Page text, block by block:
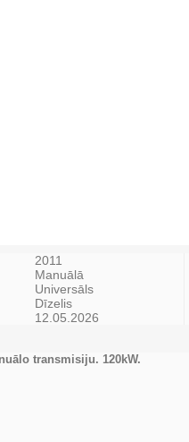
2011
Manuālā
Universāls
Dīzelis
12.05.2026
transmisiju. 120kW.